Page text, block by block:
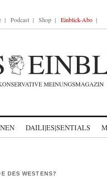
Podcast Shop Einblick-Abo
DAILI|ES|SENTIALS
DES WESTENS?